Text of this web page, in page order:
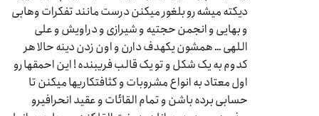
دیکته میشه رو بلغور میکنن درست مانند تفکرات وهابی
و بهایی و انجمن حجتیه و شیرازی و دراویش و علی
اللهی … همشون یکهدف دارن و اون زدن دینه حالا هر
کدوم به یک شکل و تو یک قالب فریبنده ! این احمقها رو
اول معتاد به انواع مشروبات و کثافتکاریها میکنن تا
حسابی برده باشن و تمام القائات و عقید انحرافیرو